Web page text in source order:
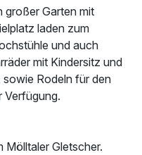
p.P. ab465,00 €
großer Garten mit
laden zum
und auch
mit Kindersitz und
sowie Rodeln für den
Verfügung.
Mölltaler Gletscher.